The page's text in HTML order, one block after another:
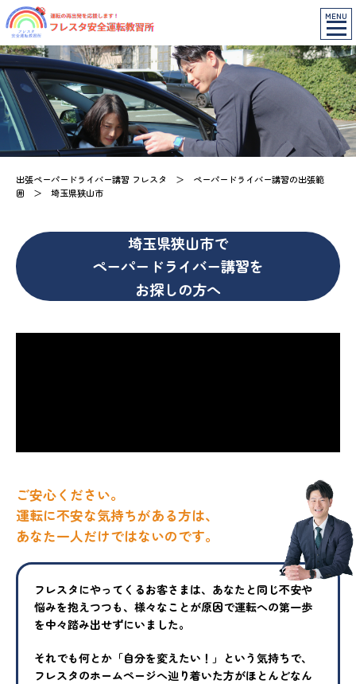
MENU
出張ペーパードライバー講習 フレスタ ＞ ペーパードライバー講習の出張範
囲 ＞ 埼玉県狭山市
埼玉県狭山市で
ペーパードライバー講習を
お探しの方へ
ご安心ください。
運転に不安な気持ちがある方は、
あなた一人だけではないのです。
フレスタにやってくるお客さまは、あなたと同じ不安や
悩みを抱えつつも、様々なことが原因で運転への第一歩
を中々踏み出せずにいました。
それでも何とか「自分を変えたい！」という気持ちで、
フレスタのホームページへ辿り着いた方がほとんどなん